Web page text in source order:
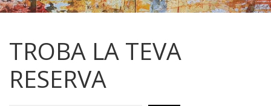
TROBA LA TEVA
RESERVA